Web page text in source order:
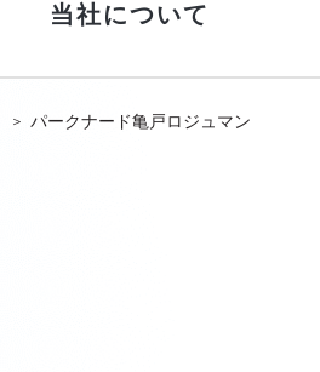
当社について
パークナード亀戸ロジュマン